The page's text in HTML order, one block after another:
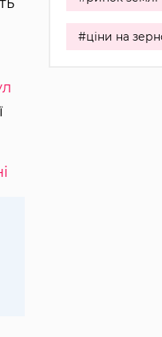
#ціни на